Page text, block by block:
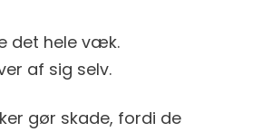
det hele væk.
af sig selv.
gør skade, fordi de